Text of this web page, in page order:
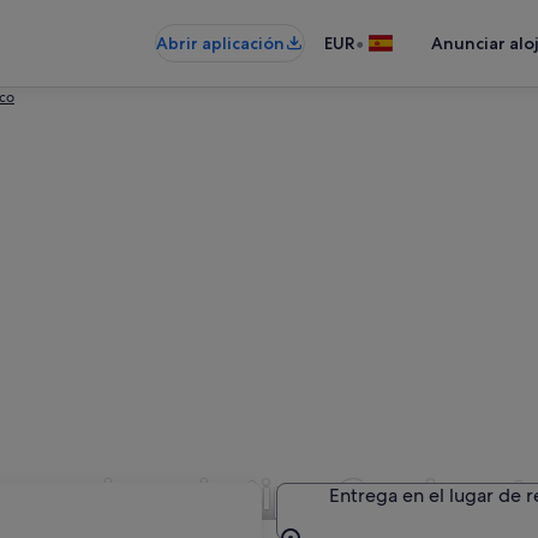
Abrir aplicación EUR• Anunciar
coches de tipoEntrega en el lugar de